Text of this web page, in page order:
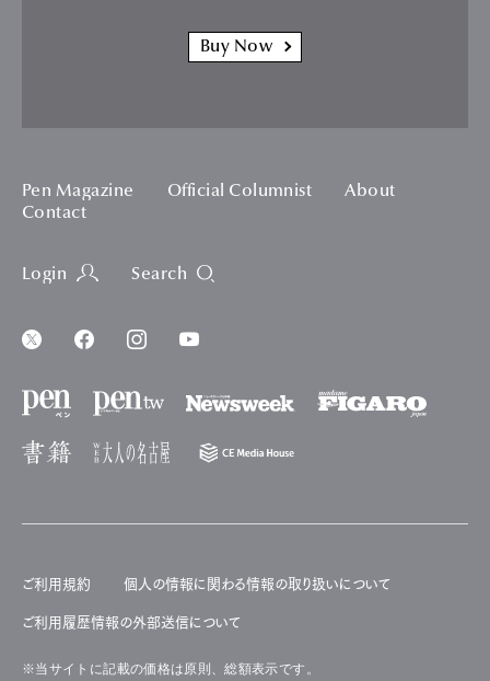
Buy Now
Pen Magazine Official Columnist
About
Contact
Login Search
ご利用規約 個人の情報に関わる情報の取り扱いについて
ご利用履歴情報の外部送信について
※当サイトに記載の価格は原則、総額表示です。